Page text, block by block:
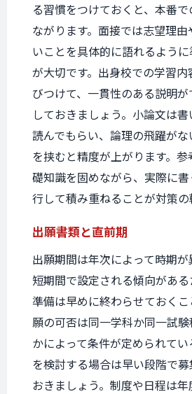
る習慣をつけておくと、本番
ながります。面接では志望理
いことを具体的に語れるよう
が大切です。出身校での学習
びつけて、一貫性のある説明
しておきましょう。小論文は
読んでもらい、論理の飛躍が
を挟むと精度が上がります。
礎知識を固めながら、実際に
行して積み重ねることが対策の
出願書類と直前期
出願期間は年次によって時期
短期間で設定される傾向があ
準備は早めに終わらせておく
願の可否は同一学科か同一試
かによって条件が定められて
を検討する場合は早い段階で
おきましょう。制度や日程は